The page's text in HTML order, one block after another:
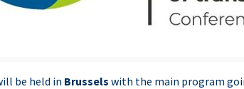
be held in Brusselswith the main program